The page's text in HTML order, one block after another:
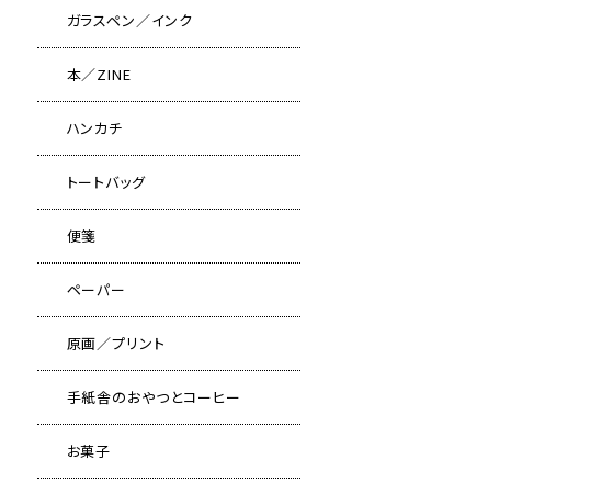
ガラスペン／インク
本／ZINE
ハンカチ
トートバッグ
便箋
ペーパー
原画／プリント
手紙舎のおやつとコーヒー
お菓子